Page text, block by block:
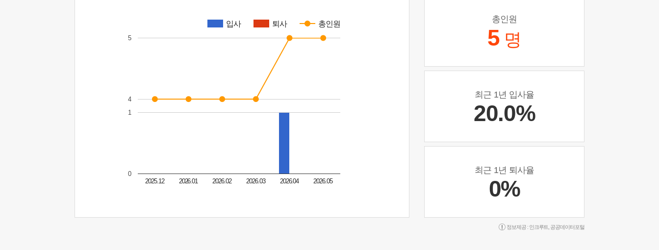
입사 퇴사 총인원
2025.12 2026.01 2026.02 2026.03 2026.04 2026.05
0
1
4
5
총인원
5 명
최근 1년 입사율
20.0%
최근 1년 퇴사율
0%
정보제공 : 인크루트 공공데이터포털